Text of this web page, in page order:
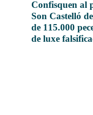
Confisquen al
Son Castelló
de 115.000
de luxe